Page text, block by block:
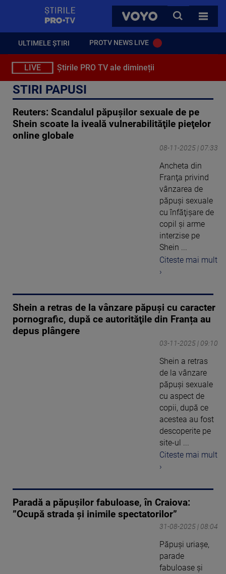
VOYO
CAUTA
TOATE
ULTIMELE ȘTIRI PROTV NEWS LIVE
LIVE Știrile PRO TV ale dimineții
STIRI PAPUSI
Reuters: Scandalul păpuşilor sexuale de pe
Shein scoate la iveală vulnerabilităţile pieţelor
online globale
08-11-2025 | 07:33
Ancheta din
Franţa privind
vânzarea de
păpuşi sexuale
cu înfăţişare de
copil şi arme
interzise pe
Shein ...
Citeste mai mult
›
Shein a retras de la vânzare păpuşi cu caracter
pornografic, după ce autorităţile din Franța au
depus plângere
03-11-2025 | 09:10
Shein a retras
de la vânzare
păpuşi sexuale
cu aspect de
copii, după ce
acestea au fost
descoperite pe
site-ul ...
Citeste mai mult
›
Paradă a păpușilor fabuloase, în Craiova:
”Ocupă strada și inimile spectatorilor”
31-08-2025 | 08:04
Păpuși uriașe,
parade
fabuloase și